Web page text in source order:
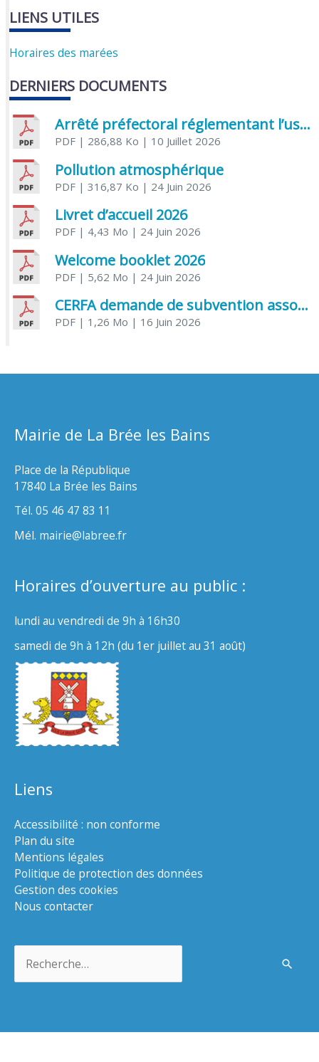
LIENS UTILES
Horaires des marées
DERNIERS DOCUMENTS
Arrêté préfectoral réglementant l’usage de l’eau
PDF| 286,88 Ko | 10 Juillet 2026
Pollution atmosphérique
PDF| 316,87 Ko | 24 Juin 2026
Livret d’accueil 2026
PDF| 4,43 Mo | 24 Juin 2026
Welcome booklet 2026
PDF| 5,62 Mo | 24 Juin 2026
CERFA demande de subvention association
PDF| 1,26 Mo | 16 Juin 2026
Mairie de La Brée les Bains
Place de la République
17840 La Brée les Bains
Tél. 05 46 47 83 11
Mél. mairie@labree.fr
Horaires d’ouverture au public :
lundi au vendredi de 9h à 16h30
samedi de 9h à 12h (du 1er juillet au 31 août)
Liens
Accessibilité : non conforme
Plan du site
Mentions légales
Politique de protection des données
Gestion des cookies
Nous contacter